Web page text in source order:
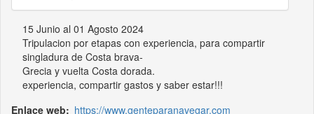
15 Junio al 01 Agosto 2024
Tripulacion por etapas con experiencia, para compartir
singladura de Costa brava-
Grecia y vuelta Costa dorada.
experiencia, compartir gastos y saber estar!!!
Enlace web
https://www.genteparanavegar.com